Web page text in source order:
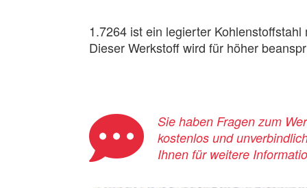
1.7264 ist ein legierter
Dieser Werkstoff wird für höher
Sie haben Fragen zum
kostenlos und
Ihnen für weitere